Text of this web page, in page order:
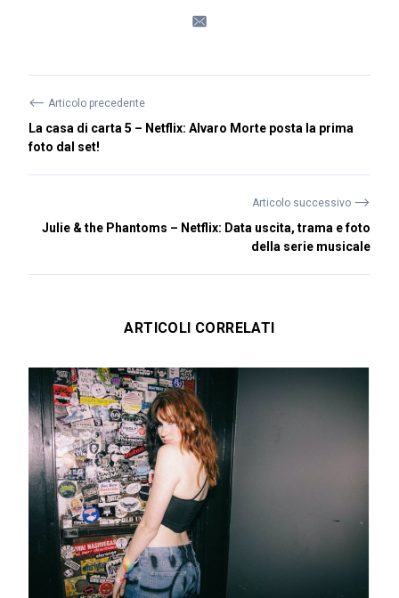
⟵ Articolo precedente
La casa di carta 5 – Netflix: Alvaro Morte posta la prima
foto dal set!
Articolo successivo ⟶
Julie & the Phantoms – Netflix: Data uscita, trama e foto
della serie musicale
ARTICOLI CORRELATI